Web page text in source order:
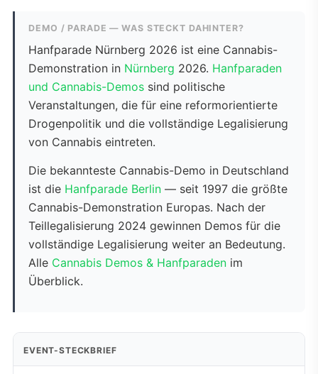
DEMO / PARADE — WAS STECKT DAHINTER?
Hanfparade Nürnberg 2026 ist eine Cannabis-
Demonstration in Nürnberg 2026. Hanfparaden
und Cannabis-Demos sind politische
Veranstaltungen, die für eine reformorientierte
Drogenpolitik und die vollständige Legalisierung
von Cannabis eintreten.
Die bekannteste Cannabis-Demo in Deutschland
ist die Hanfparade Berlin — seit 1997 die größte
Cannabis-Demonstration Europas. Nach der
Teillegalisierung 2024 gewinnen Demos für die
vollständige Legalisierung weiter an Bedeutung.
Alle Cannabis Demos & Hanfparaden im
Überblick.
EVENT-STECKBRIEF